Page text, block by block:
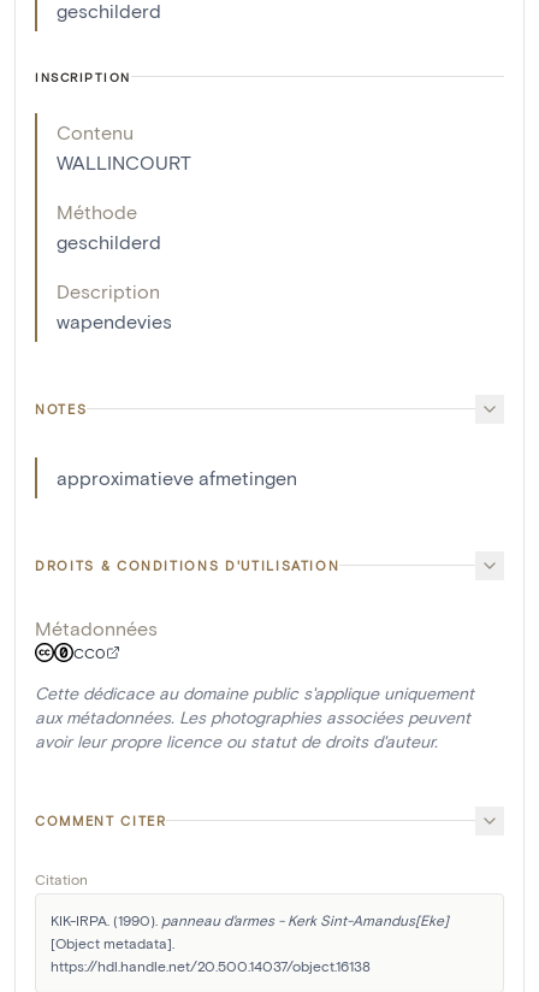
geschilderd
INSCRIPTION
Contenu
WALLINCOURT
Méthode
geschilderd
Description
wapendevies
NOTES
approximatieve afmetingen
DROITS & CONDITIONS D'UTILISATION
Métadonnées
CC0
Cette dédicace au domaine public s'applique uniquement
aux métadonnées. Les photographies associées peuvent
avoir leur propre licence ou statut de droits d'auteur.
COMMENT CITER
Citation
KIK-IRPA. (1990). panneau d'armes - Kerk Sint-Amandus[Eke]
[Object metadata].
https://hdl.handle.net/20.500.14037/object.16138